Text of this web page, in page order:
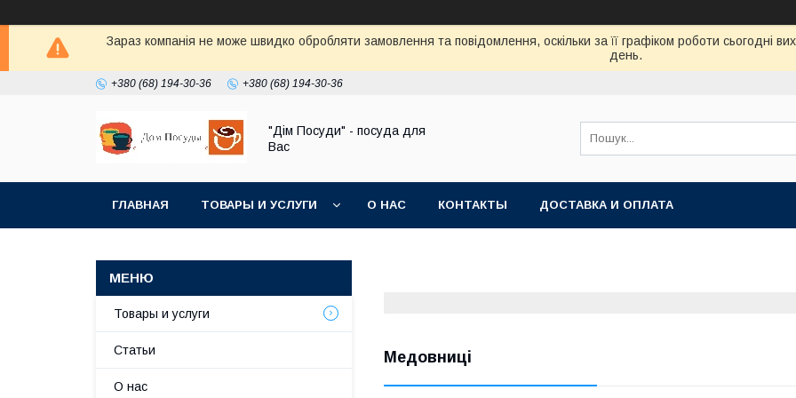
Зараз компанія не може швидко обробляти замовлення та повідомлення, оскільки за її графіком роботи сьогодні
день.
+380 (68) 194-30-36 +380 (68) 194-30-36
"Дім Посуди" - посуда для
Вас
ГЛАВНАЯ ТОВАРЫ И УСЛУГИ О НАС КОНТАКТЫ ДОСТАВКА И ОПЛАТА
Медовниці
Товары и услуги
Статьи
О нас